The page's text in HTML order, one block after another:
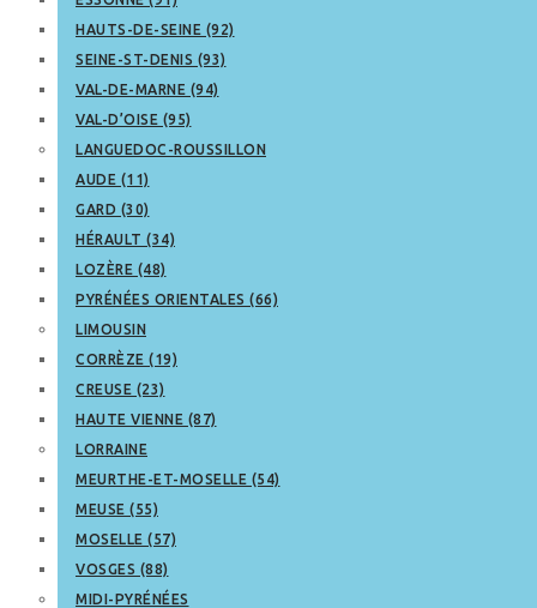
HAUTS-DE-SEINE (92)
SEINE-ST-DENIS (93)
VAL-DE-MARNE (94)
VAL-D’OISE (95)
LANGUEDOC-ROUSSILLON
AUDE (11)
GARD (30)
HÉRAULT (34)
LOZÈRE (48)
PYRÉNÉES ORIENTALES (66)
LIMOUSIN
CORRÈZE (19)
CREUSE (23)
HAUTE VIENNE (87)
LORRAINE
MEURTHE-ET-MOSELLE (54)
MEUSE (55)
MOSELLE (57)
VOSGES (88)
MIDI-PYRÉNÉES